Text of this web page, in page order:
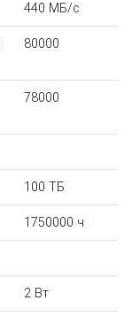
440 МБ/с
80000
78000
100 ТБ
1750000 ч
2 Вт